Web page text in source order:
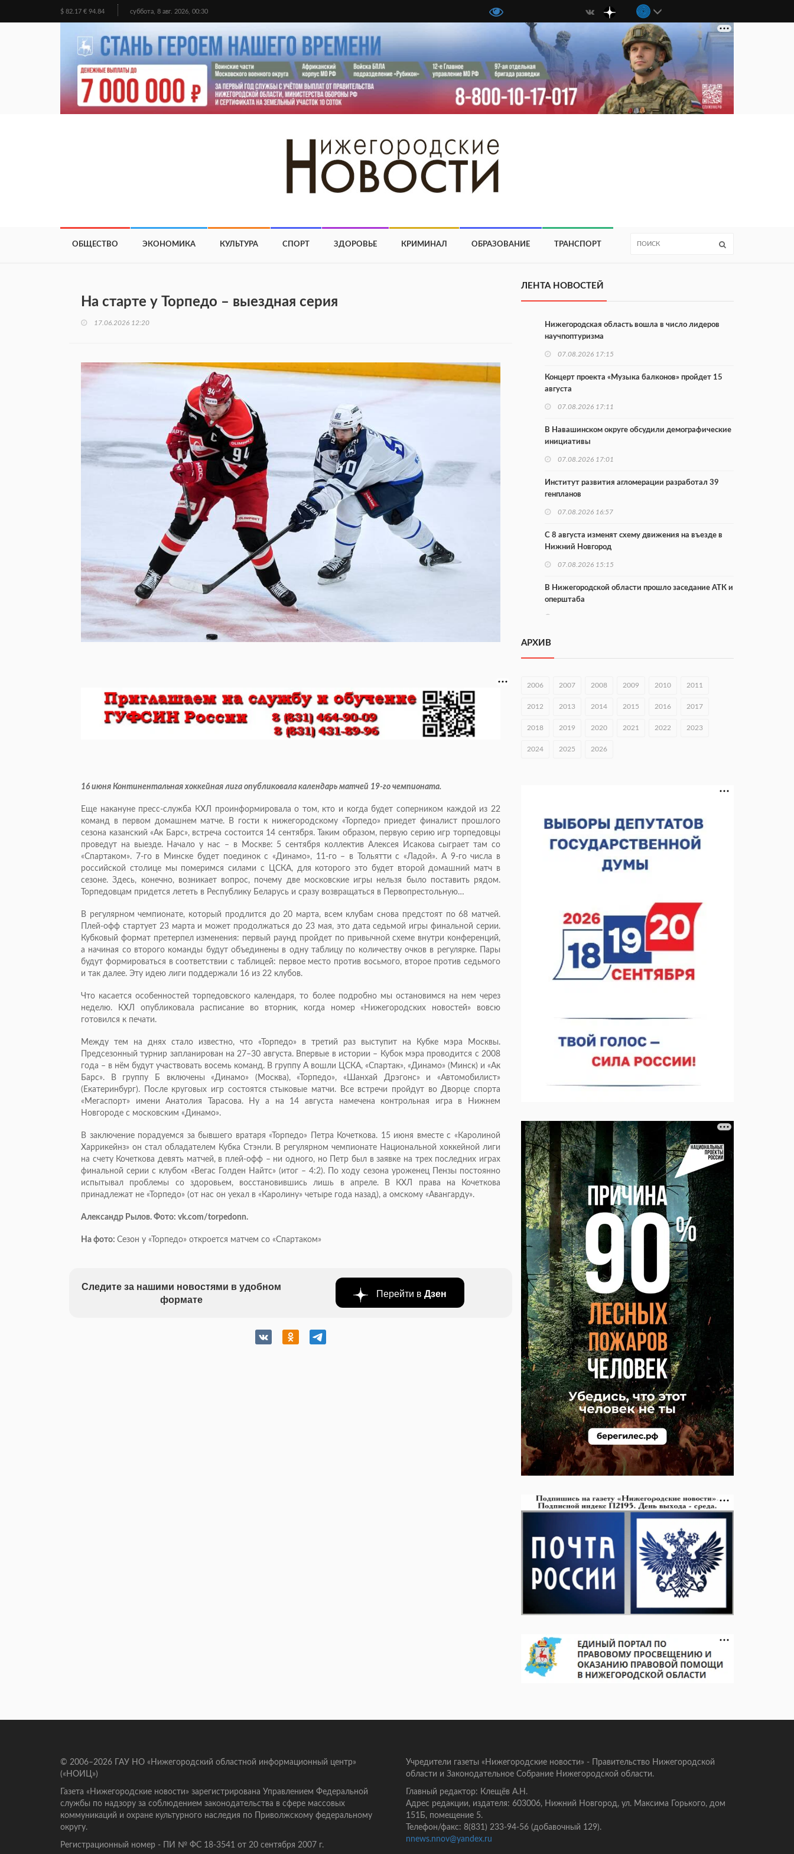
$ 82.17 € 94.84 суббота, 8 авг. 2026, 00:30
ОБЩЕСТВО ЭКОНОМИКА КУЛЬТУРА СПОРТ ЗДОРОВЬЕ КРИМИНАЛ ОБРАЗОВАНИЕ ТРАНСПОРТ
На старте у Торпедо – выездная серия
17.06.2026 12:20
16 июня Континентальная хоккейная лига опубликовала календарь матчей 19-го чемпионата.
Еще накануне пресс-служба КХЛ проинформировала о том, кто и когда будет соперником каждой из 22
команд в первом домашнем матче. В гости к нижегородскому «Торпедо» приедет финалист прошлого
сезона казанский «Ак Барс», встреча состоится 14 сентября. Таким образом, первую серию игр торпедовцы
проведут на выезде. Начало у нас – в Москве: 5 сентября коллектив Алексея Исакова сыграет там со
«Спартаком». 7-го в Минске будет поединок с «Динамо», 11-го – в Тольятти с «Ладой». А 9-го числа в
российской столице мы померимся силами с ЦСКА, для которого это будет второй домашний матч в
сезоне. Здесь, конечно, возникает вопрос, почему две московские игры нельзя было поставить рядом.
Торпедовцам придется лететь в Республику Беларусь и сразу возвращаться в Первопрестольную…
В регулярном чемпионате, который продлится до 20 марта, всем клубам снова предстоят по 68 матчей.
Плей-офф стартует 23 марта и может продолжаться до 23 мая, это дата седьмой игры финальной серии.
Кубковый формат претерпел изменения: первый раунд пройдет по привычной схеме внутри конференций,
а начиная со второго команды будут объединены в одну таблицу по количеству очков в регулярке. Пары
будут формироваться в соответствии с таблицей: первое место против восьмого, второе против седьмого
и так далее. Эту идею лиги поддержали 16 из 22 клубов.
Что касается особенностей торпедовского календаря, то более подробно мы остановимся на нем через
неделю. КХЛ опубликовала расписание во вторник, когда номер «Нижегородских новостей» вовсю
готовился к печати.
Между тем на днях стало известно, что «Торпедо» в третий раз выступит на Кубке мэра Москвы.
Предсезонный турнир запланирован на 27–30 августа. Впервые в истории – Кубок мэра проводится с 2008
года – в нём будут участвовать восемь команд. В группу А вошли ЦСКА, «Спартак», «Динамо» (Минск) и «Ак
Барс». В группу Б включены «Динамо» (Москва), «Торпедо», «Шанхай Дрэгонс» и «Автомобилист»
(Екатеринбург). После круговых игр состоятся стыковые матчи. Все встречи пройдут во Дворце спорта
«Мегаспорт» имени Анатолия Тарасова. Ну а на 14 августа намечена контрольная игра в Нижнем
Новгороде с московским «Динамо».
В заключение порадуемся за бывшего вратаря «Торпедо» Петра Кочеткова. 15 июня вместе с «Каролиной
Харрикейнз» он стал обладателем Кубка Стэнли. В регулярном чемпионате Национальной хоккейной лиги
на счету Кочеткова девять матчей, в плей-офф – ни одного, но Петр был в заявке на трех последних играх
финальной серии с клубом «Вегас Голден Найтс» (итог – 4:2). По ходу сезона уроженец Пензы постоянно
испытывал проблемы со здоровьем, восстановившись лишь в апреле. В КХЛ права на Кочеткова
принадлежат не «Торпедо» (от нас он уехал в «Каролину» четыре года назад), а омскому «Авангарду».
Александр Рылов. Фото: vk.com/torpedonn.
На фото: Сезон у «Торпедо» откроется матчем со «Спартаком»
Следите за нашими новостями в удобном
формате
Перейти в Дзен
ЛЕНТА НОВОСТЕЙ
Нижегородская область вошла в число лидеров
научпоптуризма
07.08.2026 17:15
Концерт проекта «Музыка балконов» пройдет 15
августа
07.08.2026 17:11
В Навашинском округе обсудили демографические
инициативы
07.08.2026 17:01
Институт развития агломерации разработал 39
генпланов
07.08.2026 16:57
С 8 августа изменят схему движения на въезде в
Нижний Новгород
07.08.2026 15:15
В Нижегородской области прошло заседание АТК и
оперштаба
В Чкаловске спустили на воду «Метеор-120Р»
07.08.2026 14:01
В Нижегородской области выбрали лучшего
07.08.2026 13:48
строителя
07.08.2026 12:15
В Нижнем Новгороде прошло совещание
Росгвардии
07.08.2026 12:04
Кратковременные перерывы вещания
телерадиопрограмм ожидаются в Нижнем
Новгороде до 16 августа в связи с покраской
телебашни
07.08.2026 11:20
АРХИВ
2006 2007 2008 2009 2010 2011
2012 2013 2014 2015 2016 2017
2018 2019 2020 2021 2022 2023
2024 2025 2026
© 2006–2026 ГАУ НО «Нижегородский областной информационный центр»
(«НОИЦ»)
Газета «Нижегородские новости» зарегистрирована Управлением Федеральной
службы по надзору за соблюдением законодательства в сфере массовых
коммуникаций и охране культурного наследия по Приволжскому федеральному
округу.
Регистрационный номер - ПИ № ФС 18-3541 от 20 сентября 2007 г.
Учредители газеты «Нижегородские новости» - Правительство Нижегородской
области и Законодательное Собрание Нижегородской области.
Главный редактор: Клещёв А.Н.
Адрес редакции, издателя: 603006, Нижний Новгород, ул. Максима Горького, дом
151Б, помещение 5.
Телефон/факс: 8(831) 233-94-56 (добавочный 129).
nnews.nnov@yandex.ru